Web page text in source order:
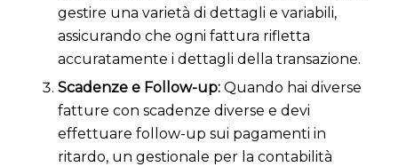
gestire una varietà di dettagli e variabili,
assicurando che ogni fattura rifletta
accuratamente i dettagli della transazione.
Scadenze e Follow-up: Quando hai diverse
fatture con scadenze diverse e devi
effettuare follow-up sui pagamenti in
ritardo, un gestionale per la contabilità